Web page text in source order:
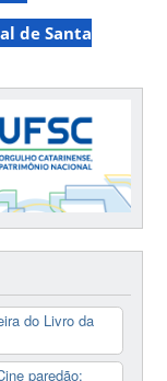
de Santa
do Livro da
paredão: